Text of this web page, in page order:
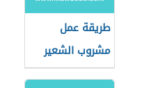
طريقة عمل
مشروب الشعير